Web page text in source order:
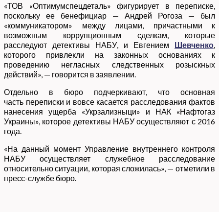
«ТОВ «Оптимумспецдеталь» фигурирует в переписке,
поскольку ее бенефициар — Андрей Рогоза — был
«коммуникатором» между лицами, причастными к
возможным коррупционным сделкам, которые
расследуют детективы НАБУ, и Евгением Шевченко,
которого привлекли на законных основаниях к
проведению негласных следственных розыскных
действий», — говорится в заявлении.
Отдельно в бюро подчеркивают, что основная
часть переписки и вовсе касается расследования фактов
нанесения ущерба «Укрзализныци» и НАК «Нафтогаз
Украины», которое детективы НАБУ осуществляют с 2016
года.
«На данный момент Управление внутреннего контроля
НАБУ осуществляет служебное расследование
относительно ситуации, которая сложилась», — отметили в
пресс-службе бюро.